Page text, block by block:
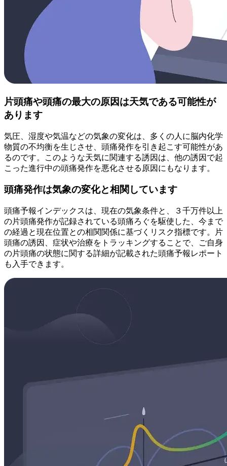
片頭痛や頭痛の最大の原因は天気である可能性が
あります
気圧、湿度や気温などの気象の変化は、多くの人に脳内化学
物質の不均衡を生じさせ、頭痛発作を引き起こす可能性があ
るのです。このような天気に関連する誘因は、他の誘因で起
こった進行中の頭痛発作を悪化させる原因にもなります。
頭痛発作は気象の変化と相関しています
頭痛予報インデックスは、現在の気象条件と、３千万件以上
の片頭痛発作が記録されている頭痛ろぐを駆使した、今まで
の経過と現在位置との相関関係に基づくリスク指標です。片
頭痛の誘因、症状や治療をトラッキングすることで、ご自身
の片頭痛の状態に関する詳細が記載された頭痛予報レポート
も入手できます。